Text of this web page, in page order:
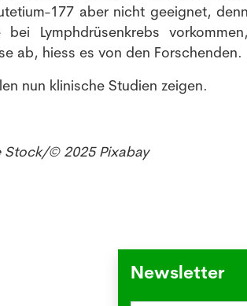
177 aber nicht geeignet, denn
Lymphdrüsenkrebs vorkommen,
ab, hiess es von den Forschenden.
nun klinische Studien zeigen.
Stock/© 2025 Pixabay
Newsletter